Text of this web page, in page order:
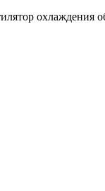
охлаждения